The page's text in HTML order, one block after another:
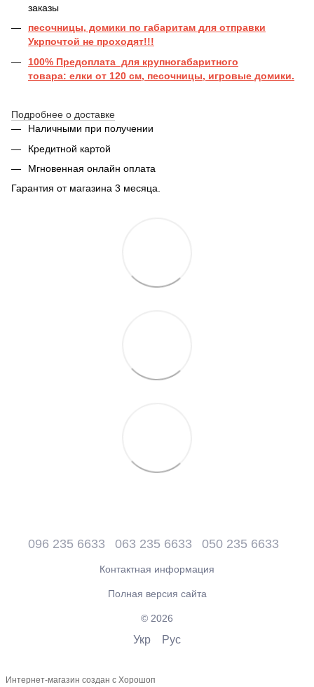
заказы
песочницы, домики по габаритам для отправки
Укрпочтой не проходят!!!
100% Предоплата для крупногабаритного
товара: елки от 120 см, песочницы, игровые домики.
Подробнее о доставке
Наличными при получении
Кредитной картой
Мгновенная онлайн оплата
Гарантия от магазина 3 месяца.
096 235 6633 063 235 6633 050 235 6633
Контактная информация
Полная версия сайта
© 2026
Укр Рус
Интернет-магазин создан с Хорошоп